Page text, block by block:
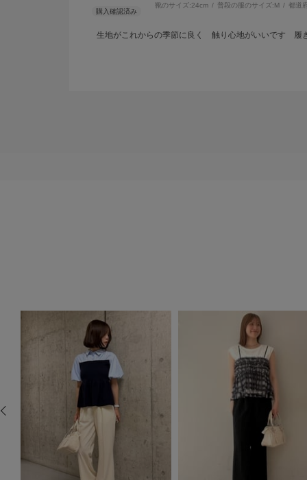
靴のサイズ:24cm 普段の服のサイズ:M 都道
生地がこれからの季節に良く 触り心地がいいです 履